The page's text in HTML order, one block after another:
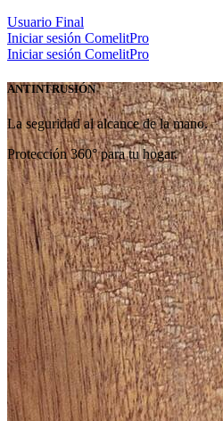
Usuario Final
Iniciar sesión ComelitPro
Iniciar sesión ComelitPro
ANTINTRUSIÓN
La seguridad al alcance de la mano.
Protección 360° para tu hogar.